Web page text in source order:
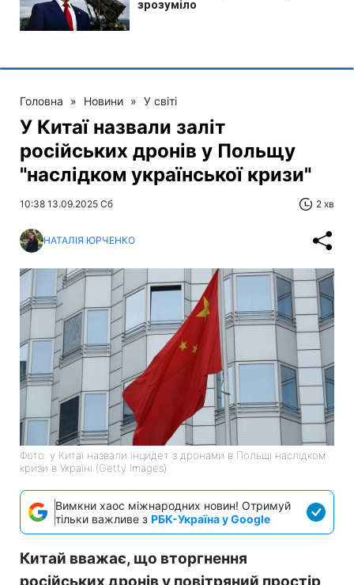
Головна » Новини » У світі
У Китаї назвали заліт
російських дронів у Польщу
"наслідком української кризи"
10:38 13.09.2025 Сб 2 хв
НАТАЛІЯ ЮРЧЕНКО
Фото: у Китаї назвали інцидет з дронами в Польщі наслідком
кризи в Україні (Getty Images)
Вимкни хаос міжнародних новин! Отримуй
тільки важливе з РБК-Україна у Google
Китай вважає, що вторгнення
російських дронів у повітряний простір